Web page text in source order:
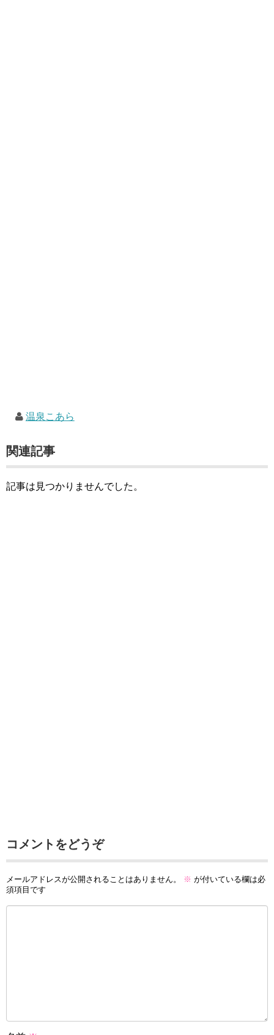
温泉こあら
関連記事
記事は見つかりませんでした。
コメントをどうぞ
メールアドレスが公開されることはありません。 ※ が付いている欄は必
須項目です